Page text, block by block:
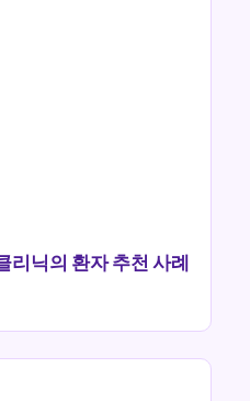
리닉의 환자 추천 사례